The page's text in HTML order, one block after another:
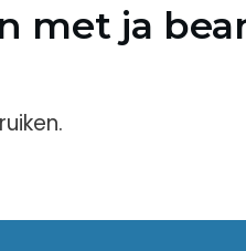
met ja